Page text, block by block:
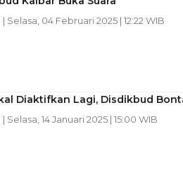
| Selasa, 04 Februari 2025 | 12:22 WIB
Diaktifkan Lagi, Disdikbud
| Selasa, 14 Januari 2025 | 15:00 WIB